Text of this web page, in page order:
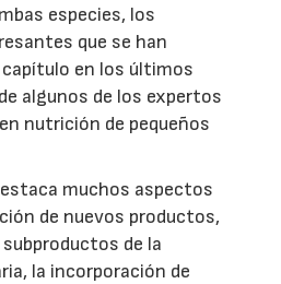
especies, los
que se han
en los últimos
algunos de los expertos
nutrición de pequeños
muchos aspectos
de nuevos productos,
de la
la incorporación de